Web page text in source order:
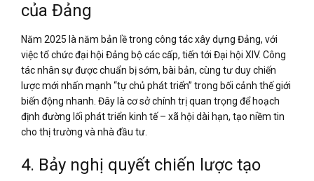
của Đảng
Năm 2025 là năm bản lề trong công tác xây dựng Đảng, với
việc tổ chức đại hội Đảng bộ các cấp, tiến tới Đại hội XIV. Công
tác nhân sự được chuẩn bị sớm, bài bản, cùng tư duy chiến
lược mới nhấn mạnh “tự chủ phát triển” trong bối cảnh thế giới
biến động nhanh. Đây là cơ sở chính trị quan trọng để hoạch
định đường lối phát triển kinh tế – xã hội dài hạn, tạo niềm tin
cho thị trường và nhà đầu tư.
4. Bảy nghị quyết chiến lược tạo